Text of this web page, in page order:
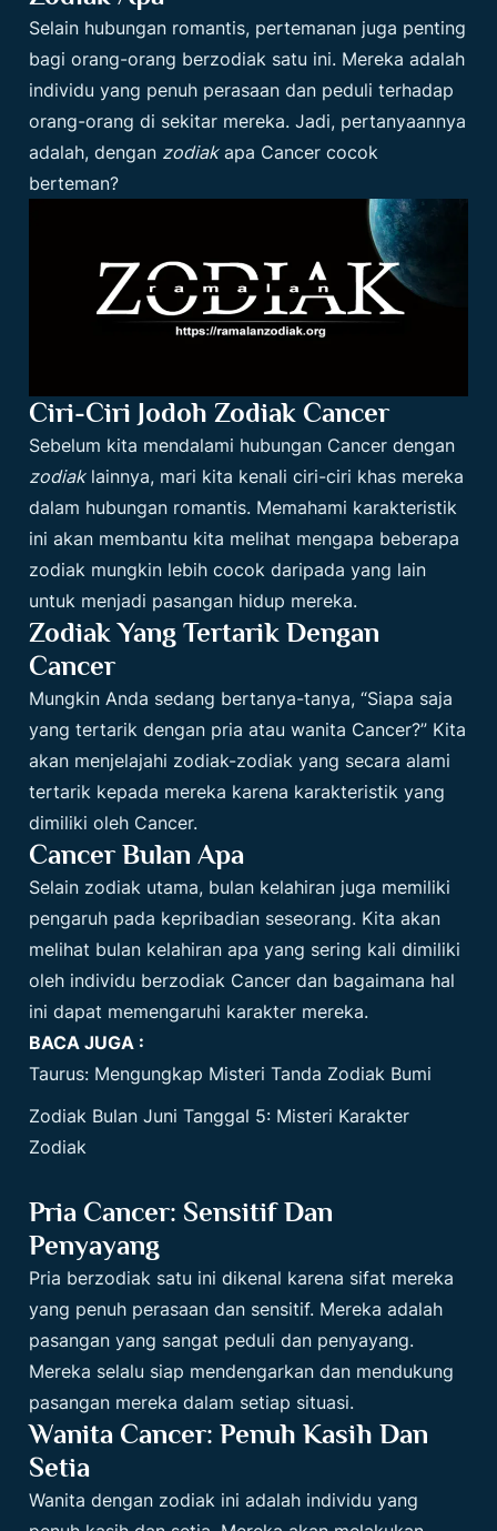
Selain hubungan romantis, pertemanan juga penting
bagi orang-orang berzodiak satu ini. Mereka adalah
individu yang penuh perasaan dan peduli terhadap
orang-orang di sekitar mereka. Jadi, pertanyaannya
adalah, dengan zodiakapa Cancer cocok
berteman?
Ciri-Ciri Jodoh Zodiak Cancer
Sebelum kita mendalami hubungan Cancer dengan
zodiaklainnya, mari kita kenali ciri-ciri khas mereka
dalam hubungan romantis. Memahami karakteristik
ini akan membantu kita melihat mengapa beberapa
zodiak mungkin lebih cocok daripada yang lain
untuk menjadi pasangan hidup mereka.
Zodiak Yang Tertarik Dengan
Cancer
Mungkin Anda sedang bertanya-tanya, “Siapa saja
yang tertarik dengan pria atau wanita Cancer?” Kita
akan menjelajahi zodiak-zodiak yang secara alami
tertarik kepada mereka karena karakteristik yang
dimiliki oleh Cancer.
Cancer Bulan Apa
Selain zodiak utama, bulan kelahiran juga memiliki
pengaruh pada kepribadian seseorang. Kita akan
melihat bulan kelahiran apa yang sering kali dimiliki
oleh individu berzodiak Cancer dan bagaimana hal
ini dapat memengaruhi karakter mereka.
BACA JUGA :
Taurus: Mengungkap Misteri Tanda Zodiak Bumi
Zodiak Bulan Juni Tanggal 5: Misteri Karakter
Zodiak
Pria Cancer: Sensitif Dan
Penyayang
Pria berzodiak satu ini dikenal karena sifat mereka
yang penuh perasaan dan sensitif. Mereka adalah
pasangan yang sangat peduli dan penyayang.
Mereka selalu siap mendengarkan dan mendukung
pasangan mereka dalam setiap situasi.
Wanita Cancer: Penuh Kasih Dan
Setia
Wanita dengan zodiak ini adalah individu yang